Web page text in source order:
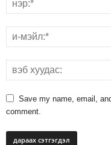
Save my name, email,
comment.